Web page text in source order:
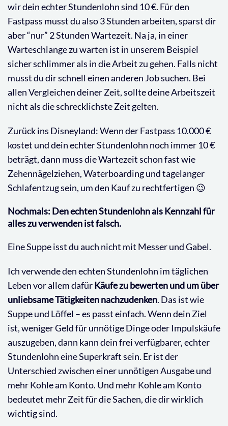
wir dein echter Stundenlohn sind 10 €. Für den
Fastpass musst du also 3 Stunden arbeiten, sparst dir
aber “nur” 2 Stunden Wartezeit. Na ja, in einer
Warteschlange zu warten ist in unserem Beispiel
sicher schlimmer als in die Arbeit zu gehen. Falls nicht
musst du dir schnell einen anderen Job suchen. Bei
allen Vergleichen deiner Zeit, sollte deine Arbeitszeit
nicht als die schrecklichste Zeit gelten.
Zurück ins Disneyland: Wenn der Fastpass 10.000 €
kostet und dein echter Stundenlohn noch immer 10 €
beträgt, dann muss die Wartezeit schon fast wie
Zehennägelziehen, Waterboarding und tagelanger
Schlafentzug sein, um den Kauf zu rechtfertigen 😉
Nochmals: Den echten Stundenlohn als Kennzahl für
alles zu verwenden ist falsch.
Eine Suppe isst du auch nicht mit Messer und Gabel.
Ich verwende den echten Stundenlohn im täglichen
Leben vor allem dafürKäufe zu bewerten und um über
unliebsame Tätigkeiten nachzudenken. Das ist wie
Suppe und Löffel – es passt einfach. Wenn dein Ziel
ist, weniger Geld für unnötige Dinge oder Impulskäufe
auszugeben, dann kann dein frei verfügbarer, echter
Stundenlohn eine Superkraft sein. Er ist der
Unterschied zwischen einer unnötigen Ausgabe und
mehr Kohle am Konto. Und mehr Kohle am Konto
bedeutet mehr Zeit für die Sachen, die dir wirklich
wichtig sind.